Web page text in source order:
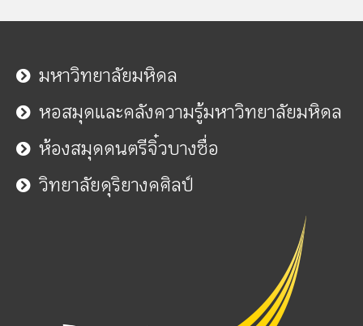
มหาวิทยาลัยมหิดล
หอสมุดและคลังความรู้มหาวิทยาลัยมหิดล
ห้องสมุดดนตรีจิ๋วบางซื่อ
วิทยาลัยดุริยางคศิลป์